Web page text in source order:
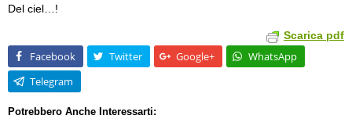
Del ciel…!
Scarica pdf
Facebook Twitter Google+
WhatsApp
Telegram
Potrebbero Anche Interessarti: